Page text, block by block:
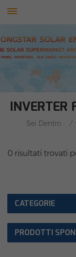
INVERTER
Sei Dentro : /
0 risultati trovati
CATEGORIE
PRODOTTI